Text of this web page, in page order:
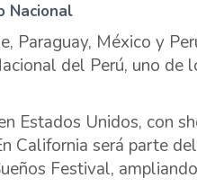
Nacional
Paraguay, México y
del Perú, uno de
Estados Unidos, con
California será parte
Festival,